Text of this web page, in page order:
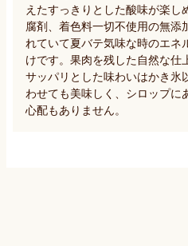
えたすっきりとした酸味が楽し
腐剤、着色料一切不使用の無添
れていて夏バテ気味な時のエネ
けです。果肉を残した自然な仕
サッパリとした味わいはかき氷
わせても美味しく、シロップに
心配もありません。